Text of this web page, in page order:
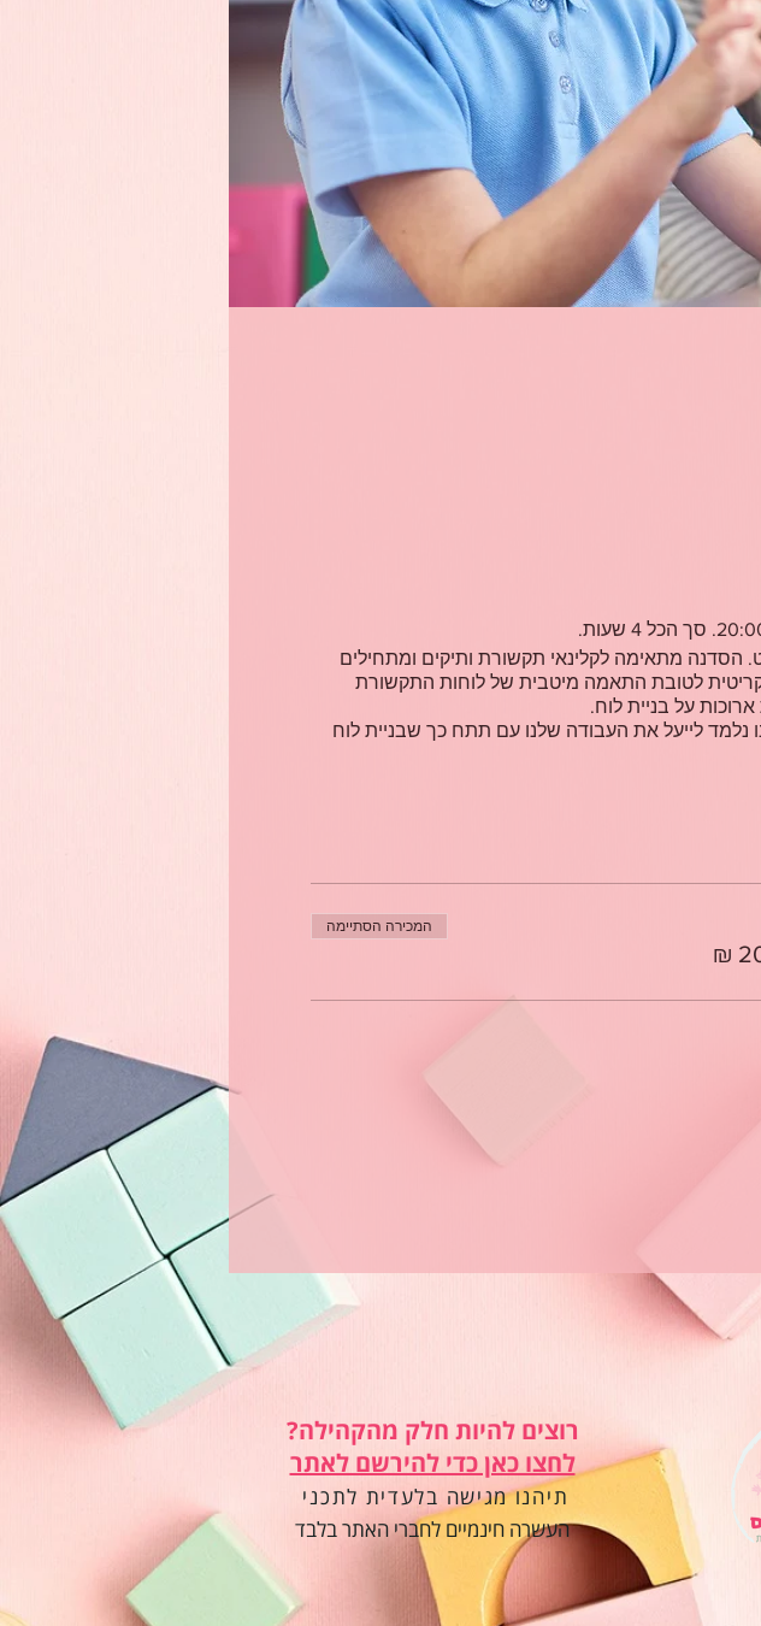
מתאימה לקלינאי תקשורת ותיקים ומתחילים
לטובת התאמה מיטבית של לוחות התקשורת
על בניית לוח.
לייעל את העבודה שלנו עם תתח כך שבניית לוח
המכירה הסתיימה
רוצים להיות חלק מהקהילה?
לחצו כאן כדי להירשם לאתר
תיהנו מגישה בלעדית לתכני
העשרה חינמיים לחברי האתר בלבד